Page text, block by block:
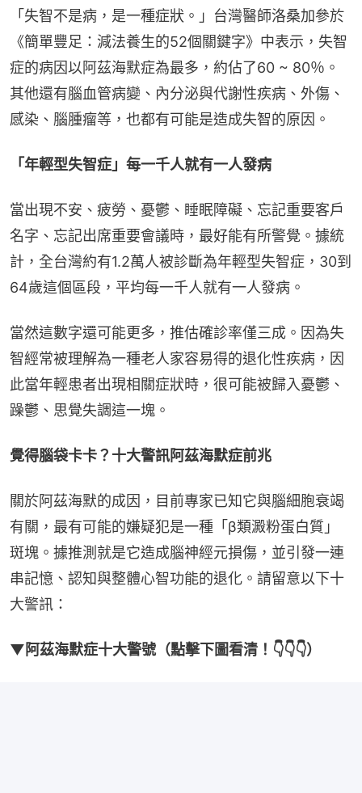
「失智不是病，是一種症狀。」台灣醫師洛桑加參於
《簡單豐足：減法養生的52個關鍵字》中表示，失智
症的病因以阿茲海默症為最多，約佔了60 ~ 80％。
其他還有腦血管病變、內分泌與代謝性疾病、外傷、
感染、腦腫瘤等，也都有可能是造成失智的原因。
「年輕型失智症」每一千人就有一人發病
當出現不安、疲勞、憂鬱、睡眠障礙、忘記重要客戶
名字、忘記出席重要會議時，最好能有所警覺。據統
計，全台灣約有1.2萬人被診斷為年輕型失智症，30到
64歲這個區段，平均每一千人就有一人發病。
當然這數字還可能更多，推估確診率僅三成。因為失
智經常被理解為一種老人家容易得的退化性疾病，因
此當年輕患者出現相關症狀時，很可能被歸入憂鬱、
躁鬱、思覺失調這一塊。
覺得腦袋卡卡？十大警訊阿茲海默症前兆
關於阿茲海默的成因，目前專家已知它與腦細胞衰竭
有關，最有可能的嫌疑犯是一種「β類澱粉蛋白質」
斑塊。據推測就是它造成腦神經元損傷，並引發一連
串記憶、認知與整體心智功能的退化。請留意以下十
大警訊：
▼阿茲海默症十大警號（點擊下圖看清！👇👇👇）